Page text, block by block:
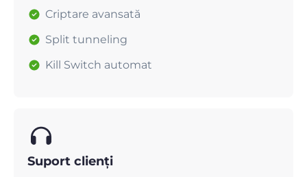
Criptare avansată
Split tunneling
Kill Switch automat
Suport clienți